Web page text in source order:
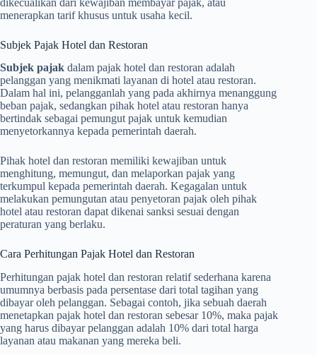
menerapkan tarif khusus untuk usaha kecil.
Subjek Pajak Hotel dan Restoran
Subjek pajak dalam pajak hotel dan restoran adalah
pelanggan yang menikmati layanan di hotel atau restoran.
Dalam hal ini, pelangganlah yang pada akhirnya menanggung
beban pajak, sedangkan pihak hotel atau restoran hanya
bertindak sebagai pemungut pajak untuk kemudian
menyetorkannya kepada pemerintah daerah.
Pihak hotel dan restoran memiliki kewajiban untuk
menghitung, memungut, dan melaporkan pajak yang
terkumpul kepada pemerintah daerah. Kegagalan untuk
melakukan pemungutan atau penyetoran pajak oleh pihak
hotel atau restoran dapat dikenai sanksi sesuai dengan
peraturan yang berlaku.
Cara Perhitungan Pajak Hotel dan Restoran
Perhitungan pajak hotel dan restoran relatif sederhana karena
umumnya berbasis pada persentase dari total tagihan yang
dibayar oleh pelanggan. Sebagai contoh, jika sebuah daerah
menetapkan pajak hotel dan restoran sebesar 10%, maka pajak
yang harus dibayar pelanggan adalah 10% dari total harga
layanan atau makanan yang mereka beli.